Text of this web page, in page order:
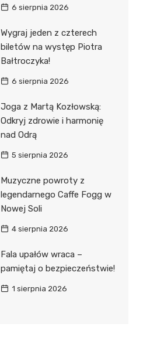
6 sierpnia 2026
Wygraj jeden z czterech
biletów na występ Piotra
Bałtroczyka!
6 sierpnia 2026
Joga z Martą Kozłowską:
Odkryj zdrowie i harmonię
nad Odrą
5 sierpnia 2026
Muzyczne powroty z
legendarnego Caffe Fogg w
Nowej Soli
4 sierpnia 2026
Fala upałów wraca –
pamiętaj o bezpieczeństwie!
1 sierpnia 2026